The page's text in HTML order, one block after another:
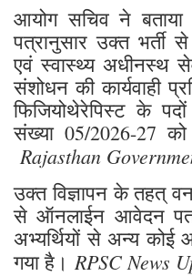
आयोग सचिव ने बताया
पत्रानुसार उक्त भर्ती
एवं स्वास्थ्य अधीनस्थ
संशोधन की कार्यवाही
फिजियोथेरेपिस्ट के पदों
संख्या 05/2026-27 को
Rajasthan
उक्त विज्ञापन के तहत्
से ऑनलाईन आवेदन
अभ्यर्थियों से अन्य कोई
गया है। RPSC News